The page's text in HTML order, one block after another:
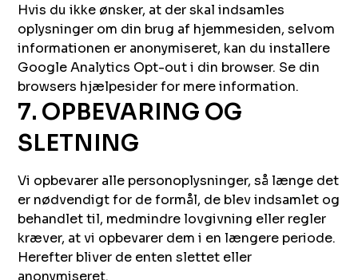
Hvis du ikke ønsker, at der skal indsamles
oplysninger om din brug af hjemmesiden, selvom
informationen er anonymiseret, kan du installere
Google Analytics Opt-out i din browser. Se din
browsers hjælpesider for mere information.
7. OPBEVARING OG
SLETNING
Vi opbevarer alle personoplysninger, så længe det
er nødvendigt for de formål, de blev indsamlet og
behandlet til, medmindre lovgivning eller regler
kræver, at vi opbevarer dem i en længere periode.
Herefter bliver de enten slettet eller
anonymiseret.